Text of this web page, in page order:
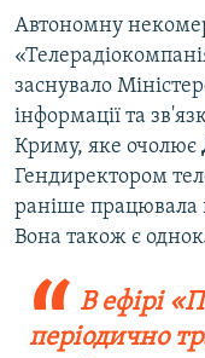
Автономну
заснувало
інформації та
Криму, яке очолює
Гендиректором
раніше працювала
Вона також є
В ефірі
періодично